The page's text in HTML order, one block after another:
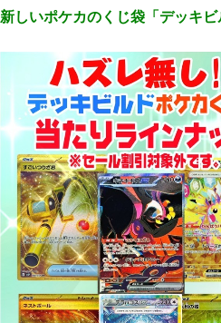
新しいポケカのくじ袋「デッキ